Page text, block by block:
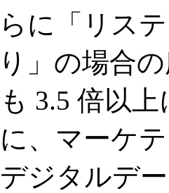
に「リス
」の場合
3.5 倍以
、マーケ
ジタルデ